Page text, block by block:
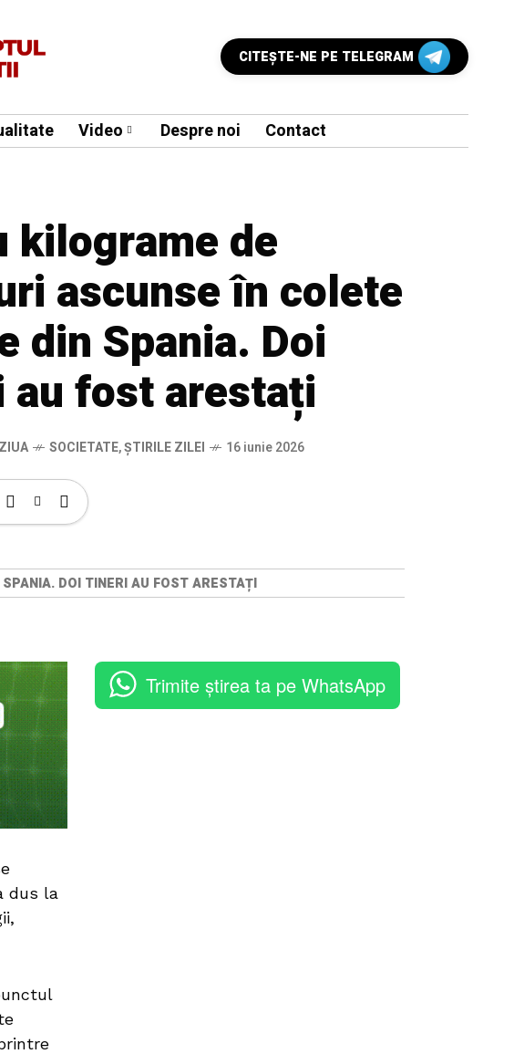
CITEŞTE-NE PE TELEGRAM
Video Despre noi Contact
kilograme de
ascunse în colete
din Spania. Doi
fost arestați
SOCIETATE,ȘTIRILE ZILEI 16 iunie 2026
DOI TINERI AU FOST ARESTAȚI
dus la
Trimite știrea ta pe WhatsApp